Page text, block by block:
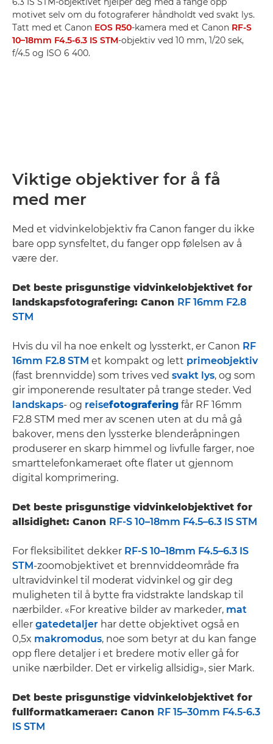
motivet selv om du fotograferer håndholdt ved svakt lys.
Tatt med et Canon EOS R50-kamera med et Canon RF-S
10–18mm F4.5-6.3 IS STM-objektiv ved 10 mm, 1/20 sek,
f/4.5 og ISO 6 400.
Viktige objektiver for å få
med mer
Med et vidvinkelobjektiv fra Canon fanger du ikke
bare opp synsfeltet, du fanger opp følelsen av å
være der.
Det beste prisgunstige vidvinkelobjektivet for
landskapsfotografering: Canon RF 16mm F2.8
STM
Hvis du vil ha noe enkelt og lyssterkt, er Canon RF
16mm F2.8 STM et kompakt og lett primeobjektiv
(fast brennvidde) som trives ved svakt lys, og som
gir imponerende resultater på trange steder. Ved
landskaps- og reisefotografering får RF 16mm
F2.8 STM med mer av scenen uten at du må gå
bakover, mens den lyssterke blenderåpningen
produserer en skarp himmel og livfulle farger, noe
smarttelefonkameraet ofte flater ut gjennom
digital komprimering.
Det beste prisgunstige vidvinkelobjektivet for
allsidighet: Canon RF-S 10–18mm F4.5–6.3 IS STM
For fleksibilitet dekker RF-S 10–18mm F4.5–6.3 IS
STM-zoomobjektivet et brennviddeområde fra
ultravidvinkel til moderat vidvinkel og gir deg
muligheten til å bytte fra vidstrakte landskap til
nærbilder. «For kreative bilder av markeder, mat
eller gatedetaljer har dette objektivet også en
0,5x makromodus, noe som betyr at du kan fange
opp flere detaljer i et bredere motiv eller gå for
unike nærbilder. Det er virkelig allsidig», sier Mark.
Det beste prisgunstige vidvinkelobjektivet for
fullformatkameraer: Canon RF 15–30mm F4.5-6.3
IS STM